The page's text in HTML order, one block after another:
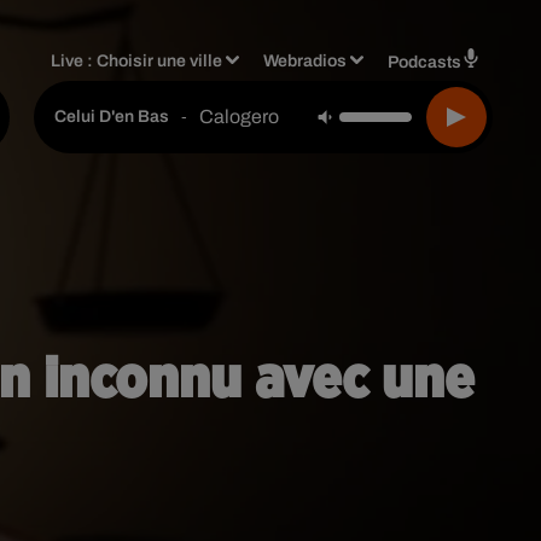
Live :Choisir une ville Webradios Podcasts
Celui D'en Bas - Calogero
inconnu avec une